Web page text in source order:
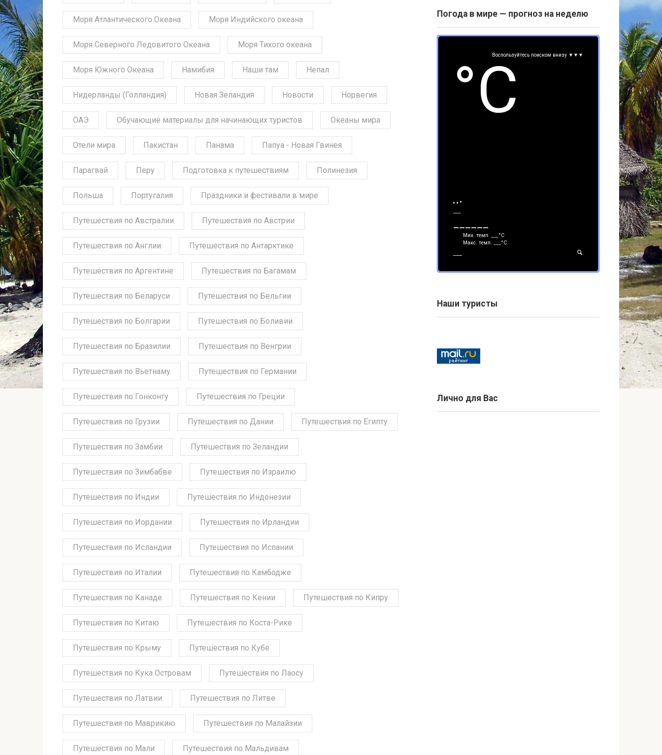
Моря Атлантического Океана Моря Индийского океана
Моря Северного Ледовитого Океана Моря Тихого океана
Моря Южного Океана Намибия Наши там Непал
Нидерланды (Голландия) Новая Зеландия Новости Норвегия
ОАЭ Обучающие материалы для начинающих туристов Океаны мира
Отели мира Пакистан Панама Папуа - Новая Гвинея
Парагвай Перу Подготовка к путешествиям Полинезия
Польша Португалия Праздники и фестивали в мире
Путешествия по Австралии Путешествия по Австрии
Путешествия по Англии Путешествия по Антарктике
Путешествия по Аргентине Путешествия по Багамам
Путешествия по Беларуси Путешествия по Бельгии
Путешествия по Болгарии Путешествия по Боливии
Путешествия по Бразилии Путешествия по Венгрии
Путешествия по Вьетнаму Путешествия по Германии
Путешествия по Гонконгу Путешествия по Греции
Путешествия по Грузии Путешествия по Дании Путешествия по Египту
Путешествия по Замбии Путешествия по Зеландии
Путешествия по Зимбабве Путешествия по Израилю
Путешествия по Индии Путешествия по Индонезии
Путешествия по Иордании Путешествия по Ирландии
Путешествия по Исландии Путешествия по Испании
Путешествия по Италии Путешествия по Камбодже
Путешествия по Канаде Путешествия по Кении Путешествия по Кипру
Путешествия по Китаю Путешествия по Коста-Рике
Путешествия по Крыму Путешествия по Кубе
Путешествия по Кука Островам Путешествия по Лаосу
Путешествия по Латвии Путешествия по Литве
Путешествия по Маврикию Путешествия по Малайзии
Путешествия по Мали Путешествия по Мальдивам
Погода в мире — прогноз на неделю
Воспользуйтесь поиском внизу ▼▼▼
°С
Мин. темп.
°С
Макс. темп.
°С
Наши туристы
Лично для Вас